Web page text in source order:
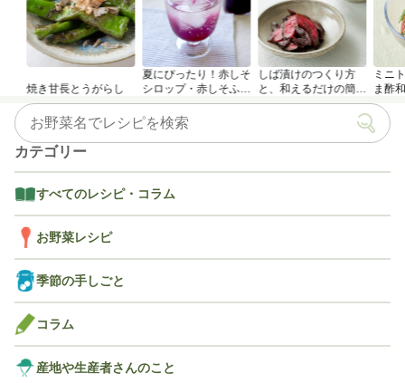
焼き甘長とうがらし
夏にぴったり！赤しそ
シロップ・赤しそふり
かけのつくり方
しば漬けのつくり方
と、和えるだけの簡単
アレンジレシピ
ミニ
ま酢
カテゴリー
すべてのレシピ・コラム
お野菜レシピ
季節の手しごと
コラム
産地や生産者さんのこと